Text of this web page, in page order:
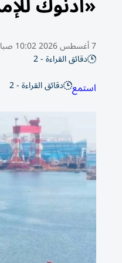
7 أغسطس 2026 10:02 صباحًا
دقائق القراءة - 2
استمع دقائق القراءة - 2